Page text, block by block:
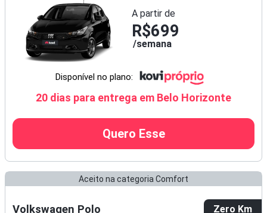
A partir de
R$699
semana
Disponível no plano:
20 dias para entrega em Belo Horizonte
Quero Esse
Aceito na categoria Comfort
Volkswagen Polo Zero Km